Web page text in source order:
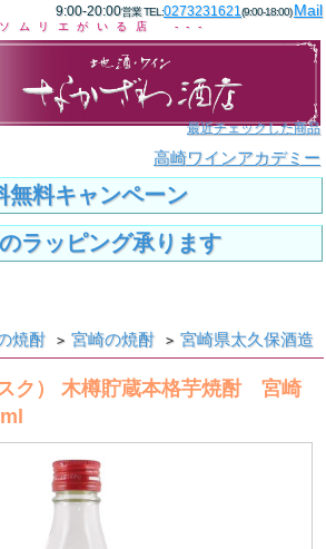
9:00-20:00営業 TEL:0273231621(9:00-18:00)Mail
リエがいる店 ---
最近チェックした商品
高崎ワインアカデミー
無料キャンペーン
ラッピング承ります
焼酎 > 宮崎の焼酎 > 宮崎県太久保酒造
ク） 木樽貯蔵本格芋焼酎 宮崎